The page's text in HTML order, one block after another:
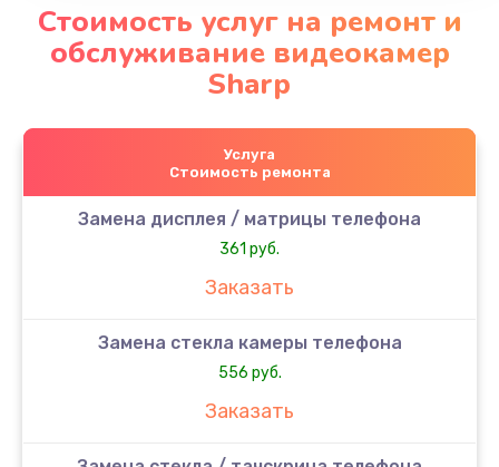
Стоимость услуг на ремонт и
обслуживание видеокамер
Sharp
Услуга
Стоимость ремонта
Замена дисплея / матрицы телефона
361 руб.
Заказать
Замена стекла камеры телефона
556 руб.
Заказать